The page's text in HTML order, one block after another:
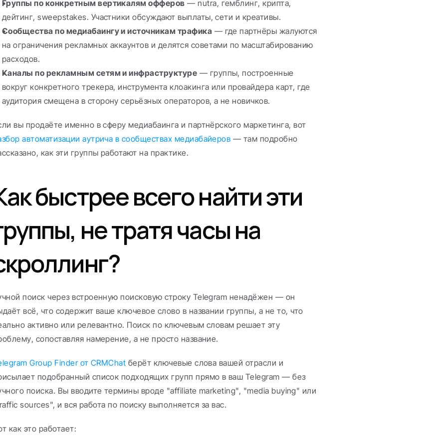
Группы по конкретным вертикалям офферов — nutra, гемблинг, крипта,
дейтинг, sweepstakes. Участники обсуждают выплаты, сети и креативы.
Сообщества по медиабаингу и источникам трафика — где партнёры жалуются
на ограничения рекламных аккаунтов и делятся советами по масштабированию
расходов.
Каналы по рекламным сетям и инфраструктуре — группы, построенные
вокруг конкретного трекера, инструмента клоакинга или провайдера карт, где
аудитория смещена в сторону серьёзных операторов, а не новичков.
автоматизации аутрича в сообществах медиабайеров — там подробно
как эти группы работают на практике.
быстрее всего найти эти
не тратя часы на
поиск через встроенную поисковую строку Telegram ненадёжен — он
всё, что содержит ваше ключевое слово в названии группы, а не то, что
активно или релевантно. Поиск по ключевым словам решает эту
сопоставляя намерение, а не просто название.
Group Finder от CRMChat берёт ключевые слова вашей отрасли и
подобранный список подходящих групп прямо в ваш Telegram — без
поиска. Вы вводите термины вроде "affiliate marketing", "media buying" или
sources", и вся работа по поиску выполняется за вас.
как это работает: